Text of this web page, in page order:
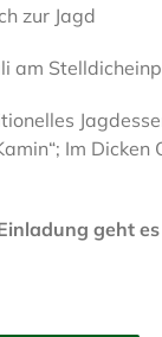
zur Jagd
am
Im
geht es